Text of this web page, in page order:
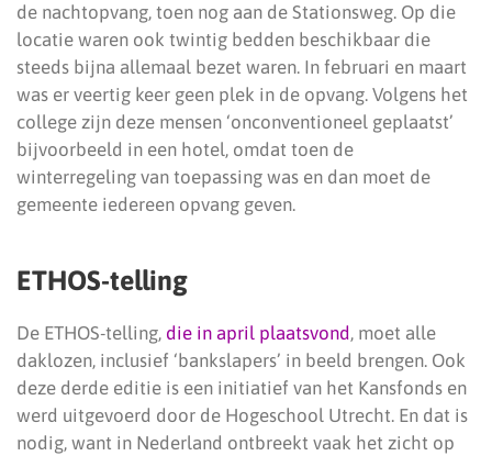
de nachtopvang, toen nog aan de Stationsweg. Op die
locatie waren ook twintig bedden beschikbaar die
steeds bijna allemaal bezet waren. In februari en maart
was er veertig keer geen plek in de opvang. Volgens het
college zijn deze mensen ‘onconventioneel geplaatst’
bijvoorbeeld in een hotel, omdat toen de
winterregeling van toepassing was en dan moet de
gemeente iedereen opvang geven.
ETHOS-telling
De ETHOS-telling, die in april plaatsvond, moet alle
daklozen, inclusief ‘bankslapers’ in beeld brengen. Ook
deze derde editie is een initiatief van het Kansfonds en
werd uitgevoerd door de Hogeschool Utrecht. En dat is
nodig, want in Nederland ontbreekt vaak het zicht op